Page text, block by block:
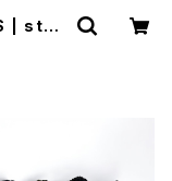
| stor